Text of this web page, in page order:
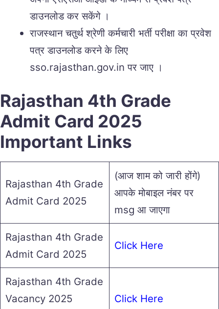
डाउनलोड कर सकेंगे ।
राजस्थान चतुर्थ श्रेणी कर्मचारी भर्ती परीक्षा का प्रवेश
पत्र डाउनलोड करने के लिए
sso.rajasthan.gov.in पर जाए ।
Rajasthan 4th Grade
Admit Card 2025
Important Links
Rajasthan 4th Grade
Admit Card 2025
(आज शाम को जारी होंगे)
आपके मोबाइल नंबर पर
msg आ जाएगा
Rajasthan 4th Grade
Admit Card 2025
Click Here
Rajasthan 4th Grade
Vacancy 2025
Click Here